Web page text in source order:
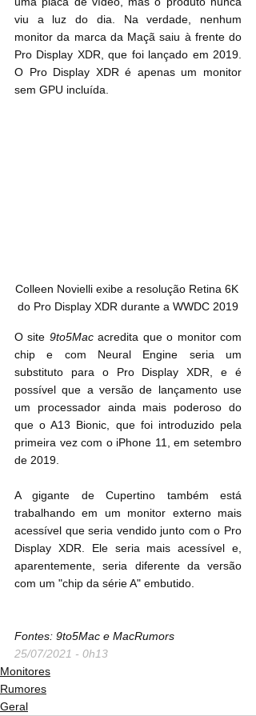
viu a luz do dia. Na verdade, nenhum
monitor da marca da Maçã saiu à frente do
Pro Display XDR, que foi lançado em 2019.
O Pro Display XDR é apenas um monitor
sem GPU incluída.
Colleen Novielli exibe a resolução Retina 6K
do Pro Display XDR durante a WWDC 2019
O site 9to5Mac acredita que o monitor com
chip e com Neural Engine seria um
substituto para o Pro Display XDR, e é
possível que a versão de lançamento use
um processador ainda mais poderoso do
que o A13 Bionic, que foi introduzido pela
primeira vez com o iPhone 11, em setembro
de 2019.
A gigante de Cupertino também está
trabalhando em um monitor externo mais
acessível que seria vendido junto com o Pro
Display XDR. Ele seria mais acessível e,
aparentemente, seria diferente da versão
com um "chip da série A" embutido.
Fontes: 9to5Mac e MacRumors
25/07/2021 - 0h13
Monitores
Rumores
Geral